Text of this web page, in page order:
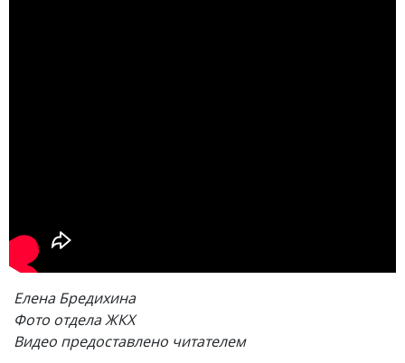
Елена Бредихина
Фото отдела ЖКХ
Видео предоставлено читателем